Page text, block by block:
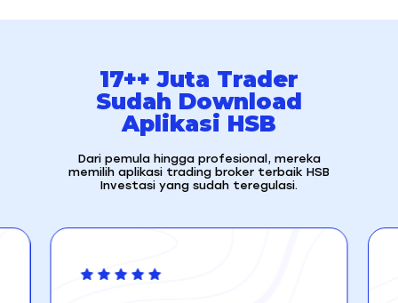
17++ Juta Trader
Sudah Download
Aplikasi HSB
Dari pemula hingga profesional, mereka
memilih aplikasi trading broker terbaik HSB
Investasi yang sudah teregulasi.